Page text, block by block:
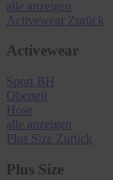
alle anzeigen
Activewear Zurück
Activewear
Sport BH
Oberteil
Hose
alle anzeigen
Plus Size Zurück
Plus Size